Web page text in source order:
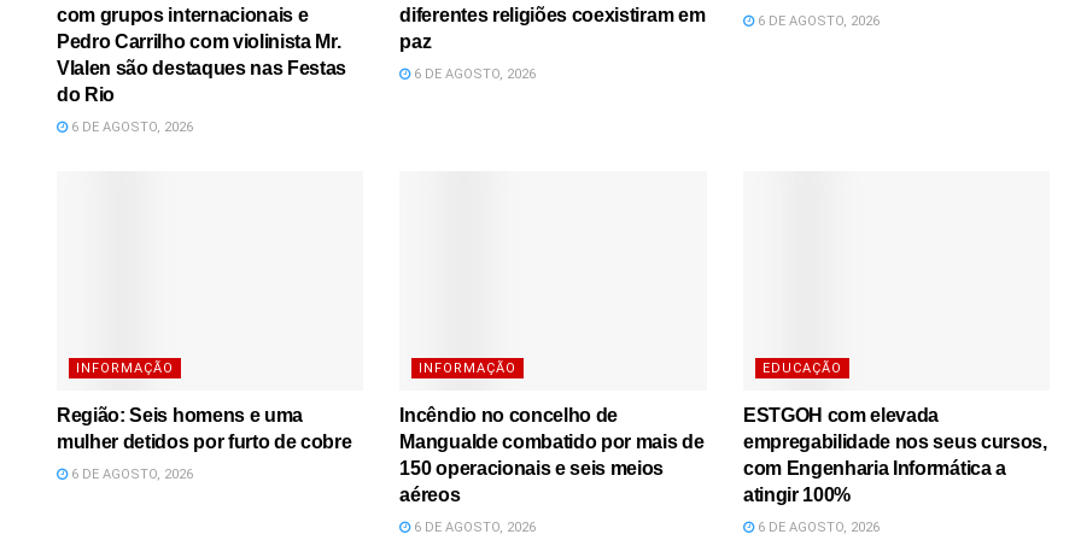
com grupos internacionais e
Pedro Carrilho com violinista Mr.
Vlalen são destaques nas Festas
do Rio
6 DE AGOSTO, 2026
diferentes religiões coexistiram em
paz
6 DE AGOSTO, 2026
6 DE AGOSTO, 2026
INFORMAÇÃO
Região: Seis homens e uma
mulher detidos por furto de cobre
6 DE AGOSTO, 2026
INFORMAÇÃO
Incêndio no concelho de
Mangualde combatido por mais de
150 operacionais e seis meios
aéreos
6 DE AGOSTO, 2026
EDUCAÇÃO
ESTGOH com elevada
empregabilidade nos seus cursos,
com Engenharia Informática a
atingir 100%
6 DE AGOSTO, 2026